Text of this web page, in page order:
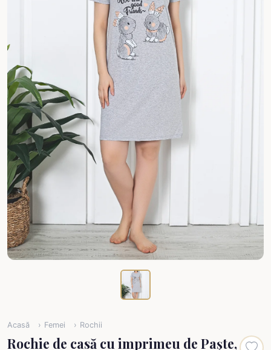
Acasă Femei Rochii
Rochie de casă cu imprimeu de Paște,